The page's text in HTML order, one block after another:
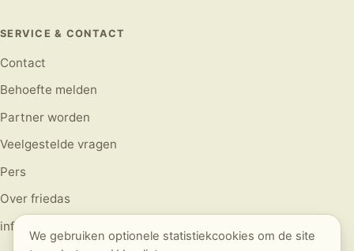
SERVICE & CONTACT
Contact
Behoefte melden
Partner worden
Veelgestelde vragen
Pers
Over friedas
info@friedas24.com
We gebruiken optionele statistiekcookies om de site